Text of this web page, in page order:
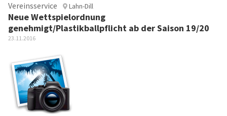
Vereinsservice Lahn-Dill
Neue Wettspielordnung
genehmigt/Plastikballpflicht ab der Saison 19/20
23.11.2016